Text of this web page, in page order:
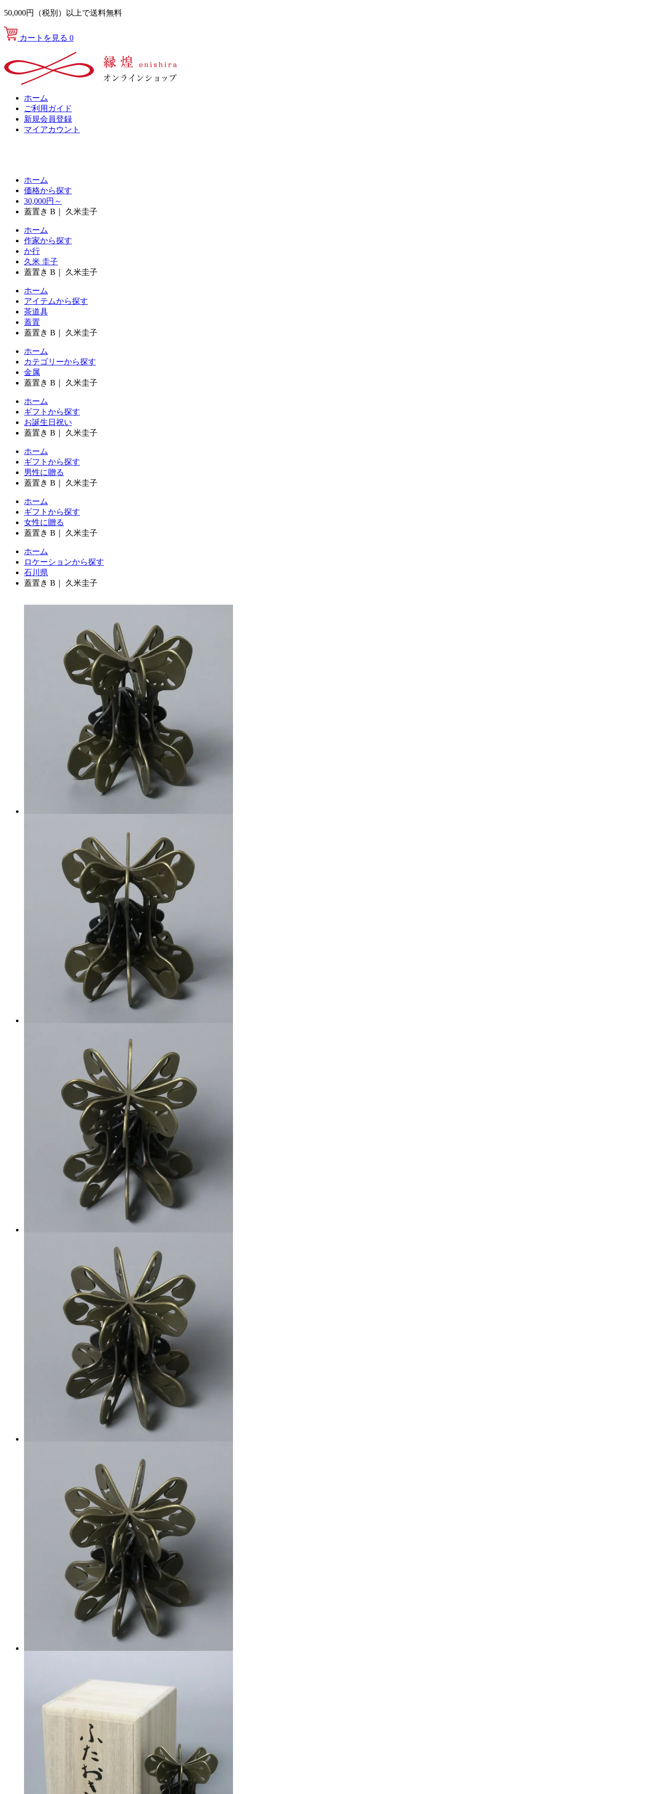
50,000円（税別）以上で送料無料
カートを見る 0
ホーム
ご利用ガイド
新規会員登録
マイアカウント
ホーム
価格から探す
30,000円～
蓋置き B｜ 久米圭子
ホーム
作家から探す
か行
久米 圭子
蓋置き B｜ 久米圭子
ホーム
アイテムから探す
茶道具
蓋置
蓋置き B｜ 久米圭子
ホーム
カテゴリーから探す
金属
蓋置き B｜ 久米圭子
ホーム
ギフトから探す
お誕生日祝い
蓋置き B｜ 久米圭子
ホーム
ギフトから探す
男性に贈る
蓋置き B｜ 久米圭子
ホーム
ギフトから探す
女性に贈る
蓋置き B｜ 久米圭子
ホーム
ロケーションから探す
石川県
蓋置き B｜ 久米圭子